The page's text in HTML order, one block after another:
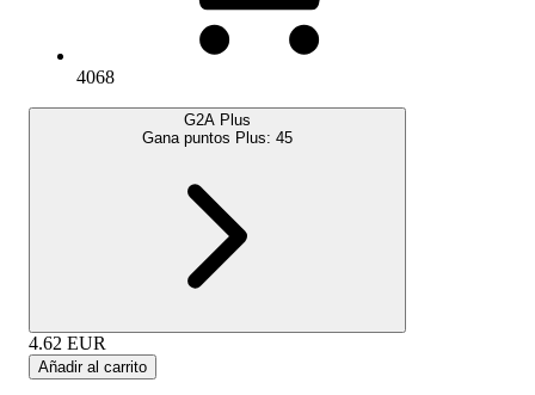
4068
G2A Plus
Gana puntos Plus: 45
4.62 EUR
Añadir al carrito